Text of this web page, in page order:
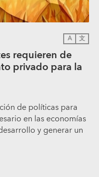
A 文
requieren de
privado para la
de políticas para
en las economías
y generar un